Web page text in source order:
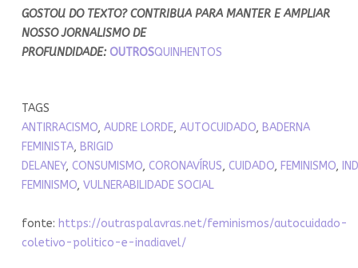
GOSTOU DO TEXTO? CONTRIBUA PARA MANTER E AMPLIAR
NOSSO JORNALISMO DE
PROFUNDIDADE: OUTROSQUINHENTOS
TAGS
ANTIRRACISMO, AUDRE LORDE, AUTOCUIDADO, BADERNA
FEMINISTA, BRIGID
DELANEY, CONSUMISMO, CORONAVÍRUS, CUIDADO, FEMINISMO,
FEMINISMO, VULNERABILIDADE SOCIAL
fonte: https://outraspalavras.net/feminismos/autocuidado-
coletivo-politico-e-inadiavel/